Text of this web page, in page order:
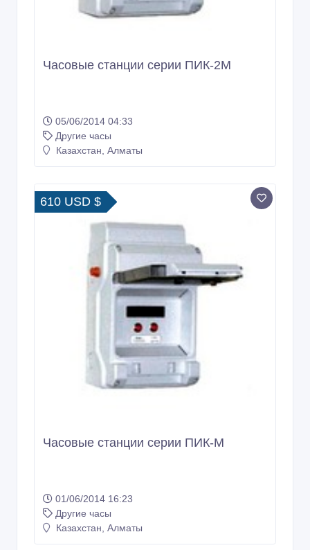
Часовые станции серии ПИК-2М
05/06/2014 04:33
Другие часы
Казахстан, Алматы
610 USD $
Часовые станции серии ПИК-М
01/06/2014 16:23
Другие часы
Казахстан, Алматы